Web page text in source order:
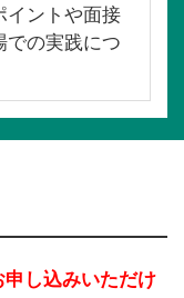
イントや面接
での実践につ
し込みいただけ